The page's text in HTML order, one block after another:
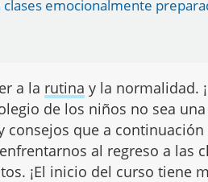
emocionalmente
a la rutina y la normalidad.
de los niños no sea
consejos que a continuación
al regreso a las
¡El inicio del curso tiene